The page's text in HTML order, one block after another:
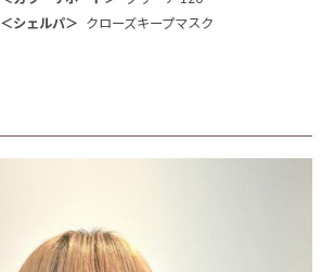
＜シェルパ＞ クローズキープマスク